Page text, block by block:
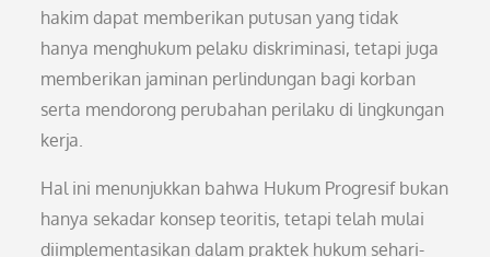
hakim dapat memberikan putusan yang tidak
hanya menghukum pelaku diskriminasi, tetapi juga
memberikan jaminan perlindungan bagi korban
serta mendorong perubahan perilaku di lingkungan
kerja.
Hal ini menunjukkan bahwa Hukum Progresif bukan
hanya sekadar konsep teoritis, tetapi telah mulai
diimplementasikan dalam praktek hukum sehari-